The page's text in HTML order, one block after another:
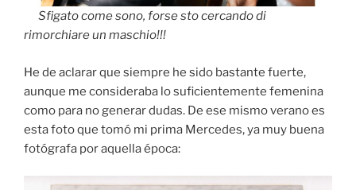
Sfigato come sono, forse sto cercando di
rimorchiare un maschio!!!
He de aclarar que siempre he sido bastante fuerte,
aunque me consideraba lo suficientemente femenina
como para no generar dudas. De ese mismo verano es
esta foto que tomó mi prima Mercedes, ya muy buena
fotógrafa por aquella época: